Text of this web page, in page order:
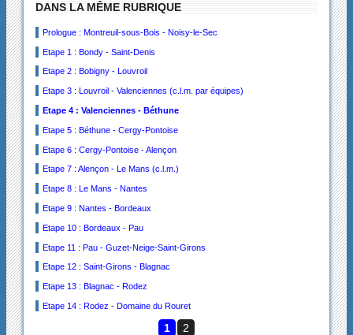
DANS LA MÊME RUBRIQUE
Prologue : Montreuil-sous-Bois - Noisy-le-Sec
Etape 1 : Bondy - Saint-Denis
Etape 2 : Bobigny - Louvroil
Etape 3 : Louvroil - Valenciennes (c.l.m. par équipes)
Etape 4 : Valenciennes - Béthune
Etape 5 : Béthune - Cergy-Pontoise
Etape 6 : Cergy-Pontoise - Alençon
Etape 7 : Alençon - Le Mans (c.l.m.)
Etape 8 : Le Mans - Nantes
Etape 9 : Nantes - Bordeaux
Etape 10 : Bordeaux - Pau
Etape 11 : Pau - Guzet-Neige-Saint-Girons
Etape 12 : Saint-Girons - Blagnac
Etape 13 : Blagnac - Rodez
Etape 14 : Rodez - Domaine du Rouret
1 2